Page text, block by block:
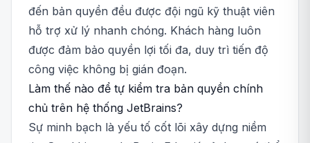
đến bản quyền đều được đội ngũ kỹ thuật viên
hỗ trợ xử lý nhanh chóng. Khách hàng luôn
được đảm bảo quyền lợi tối đa, duy trì tiến độ
công việc không bị gián đoạn.
Làm thế nào để tự kiểm tra bản quyền chính
chủ trên hệ thống JetBrains?
Sự minh bạch là yếu tố cốt lõi xây dựng niềm